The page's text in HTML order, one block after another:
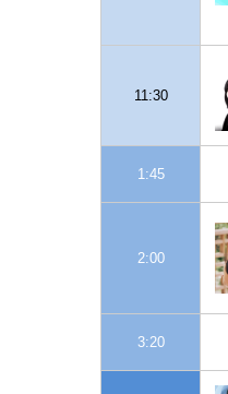
11:30
1:45
2:00
3:20